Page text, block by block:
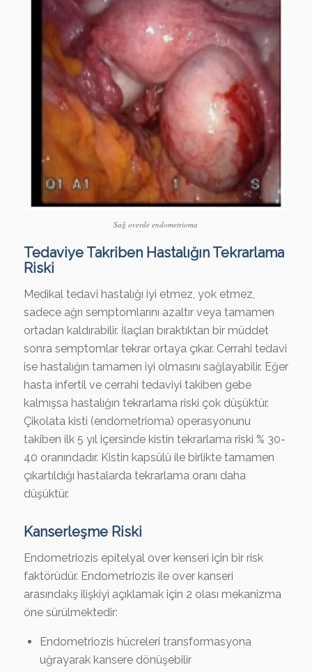
Sağ overde endometrioma
Tedaviye Takriben Hastalığın Tekrarlama
Riski
Medikal tedavi hastalığı iyi etmez, yok etmez,
sadece ağrı semptomlarını azaltır veya tamamen
ortadan kaldırabilir. İlaçları bıraktıktan bir müddet
sonra semptomlar tekrar ortaya çıkar. Cerrahi tedavi
ise hastalığın tamamen iyi olmasını sağlayabilir. Eğer
hasta infertil ve cerrahi tedaviyi takiben gebe
kalmışsa hastalığın tekrarlama riski çok düşüktür.
Çikolata kisti (endometrioma) operasyonunu
takiben ilk 5 yıl içersinde kistin tekrarlama riski % 30-
40 oranındadır. Kistin kapsülü ile birlikte tamamen
çıkartıldığı hastalarda tekrarlama oranı daha
düşüktür.
Kanserleşme Riski
Endometriozis epitelyal over kenseri için bir risk
faktörüdür. Endometriozis ile over kanseri
arasındakş ilişkiyi açıklamak için 2 olası mekanizma
öne sürülmektedir:
Endometriozis hücreleri transformasyona
uğrayarak kansere dönüşebilir